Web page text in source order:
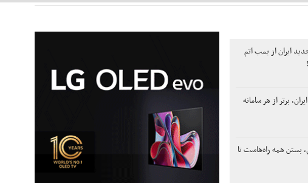
ایران از بمب اتم
برتر از هر سامانه
بستن همه راه‌هاست تا